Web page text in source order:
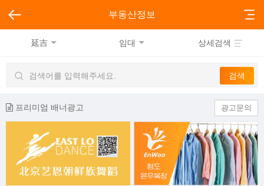
부동산정보
延吉 임대 상세검색
프리미엄 배너광고 광고문의